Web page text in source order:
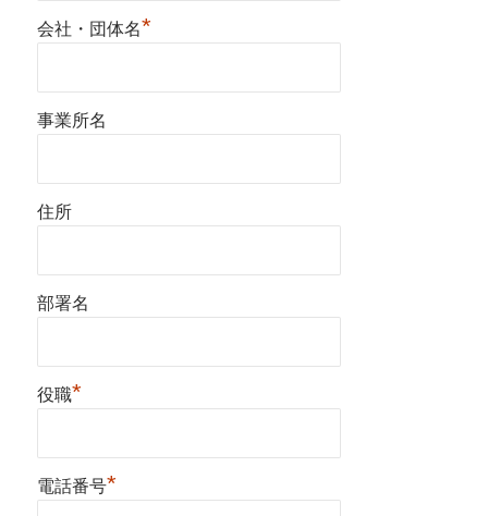
会社・団体名*
事業所名
住所
部署名
役職*
電話番号*